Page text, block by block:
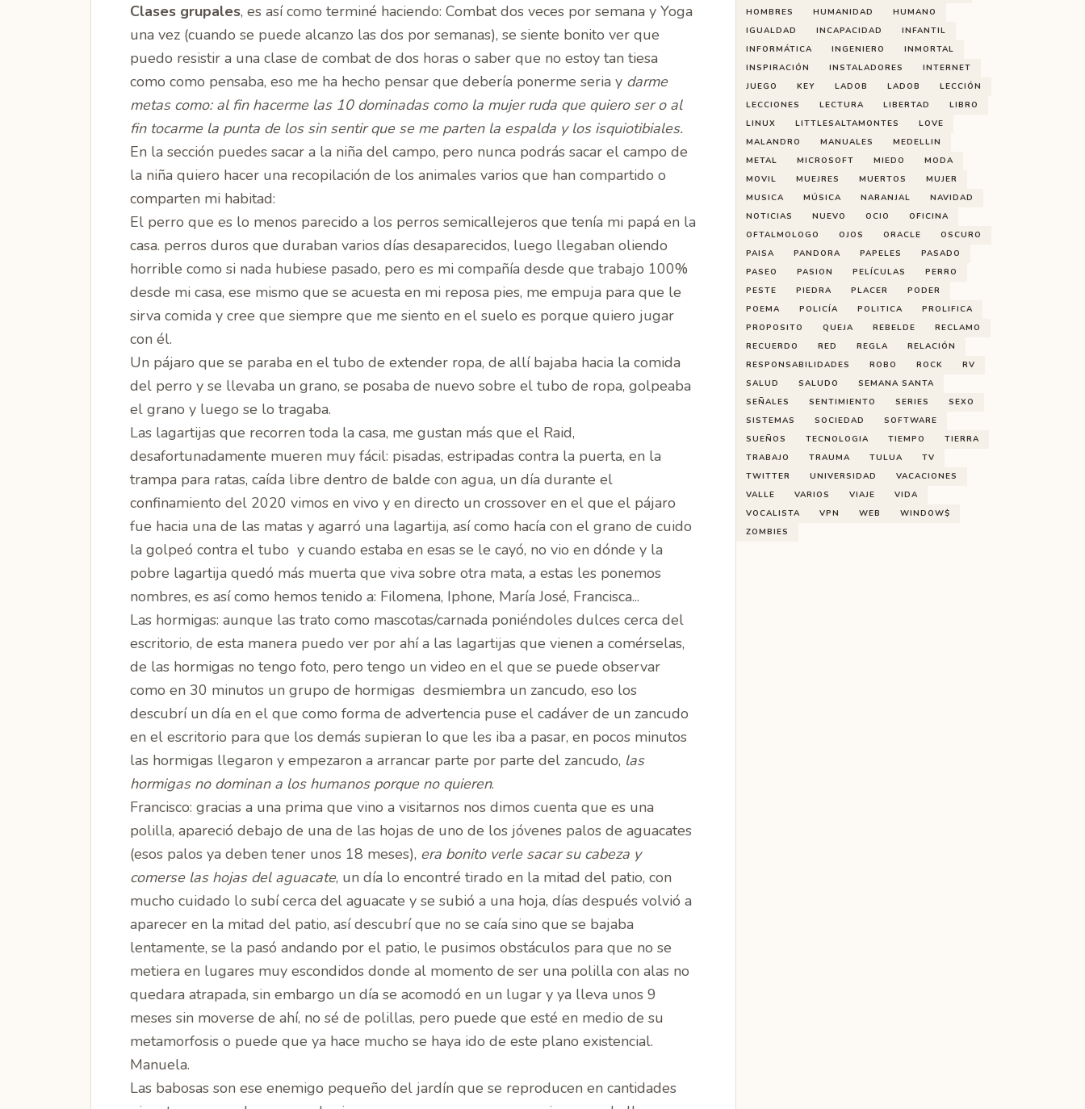
Clases grupales, es así como terminé haciendo: Combat dos veces por semana y Yoga
una vez (cuando se puede alcanzo las dos por semanas), se siente bonito ver que
puedo resistir a una clase de combat de dos horas o saber que no estoy tan tiesa
como como pensaba, eso me ha hecho pensar que debería ponerme seria y darme
metas como: al fin hacerme las 10 dominadas como la mujer ruda que quiero ser o al
fin tocarme la punta de los sin sentir que se me parten la espalda y los isquiotibiales.
En la sección puedes sacar a la niña del campo, pero nunca podrás sacar el campo de
la niña quiero hacer una recopilación de los animales varios que han compartido o
comparten mi habitad:
El perro que es lo menos parecido a los perros semicallejeros que tenía mi papá en la
casa. perros duros que duraban varios días desaparecidos, luego llegaban oliendo
horrible como si nada hubiese pasado, pero es mi compañía desde que trabajo 100%
desde mi casa, ese mismo que se acuesta en mi reposa pies, me empuja para que le
sirva comida y cree que siempre que me siento en el suelo es porque quiero jugar
con él.
Un pájaro que se paraba en el tubo de extender ropa, de allí bajaba hacia la comida
del perro y se llevaba un grano, se posaba de nuevo sobre el tubo de ropa, golpeaba
el grano y luego se lo tragaba.
Las lagartijas que recorren toda la casa, me gustan más que el Raid,
desafortunadamente mueren muy fácil: pisadas, estripadas contra la puerta, en la
trampa para ratas, caída libre dentro de balde con agua, un día durante el
confinamiento del 2020 vimos en vivo y en directo un crossover en el que el pájaro
fue hacia una de las matas y agarró una lagartija, así como hacía con el grano de cuido
la golpeó contra el tubo y cuando estaba en esas se le cayó, no vio en dónde y la
pobre lagartija quedó más muerta que viva sobre otra mata, a estas les ponemos
nombres, es así como hemos tenido a: Filomena, Iphone, María José, Francisca...
Las hormigas: aunque las trato como mascotas/carnada poniéndoles dulces cerca del
escritorio, de esta manera puedo ver por ahí a las lagartijas que vienen a comérselas,
de las hormigas no tengo foto, pero tengo un video en el que se puede observar
como en 30 minutos un grupo de hormigas desmiembra un zancudo, eso los
descubrí un día en el que como forma de advertencia puse el cadáver de un zancudo
en el escritorio para que los demás supieran lo que les iba a pasar, en pocos minutos
las hormigas llegaron y empezaron a arrancar parte por parte del zancudo, las
hormigas no dominan a los humanos porque no quieren.
Francisco: gracias a una prima que vino a visitarnos nos dimos cuenta que es una
polilla, apareció debajo de una de las hojas de uno de los jóvenes palos de aguacates
(esos palos ya deben tener unos 18 meses), era bonito verle sacar su cabeza y
comerse las hojas del aguacate, un día lo encontré tirado en la mitad del patio, con
mucho cuidado lo subí cerca del aguacate y se subió a una hoja, días después volvió a
aparecer en la mitad del patio, así descubrí que no se caía sino que se bajaba
lentamente, se la pasó andando por el patio, le pusimos obstáculos para que no se
metiera en lugares muy escondidos donde al momento de ser una polilla con alas no
quedara atrapada, sin embargo un día se acomodó en un lugar y ya lleva unos 9
meses sin moverse de ahí, no sé de polillas, pero puede que esté en medio de su
metamorfosis o puede que ya hace mucho se haya ido de este plano existencial.
Manuela.
Las babosas son ese enemigo pequeño del jardín que se reproducen en cantidades
HOMBRES
HUMANIDAD
HUMANO
IGUALDAD
INCAPACIDAD
INFANTIL
INFORMÁTICA
INGENIERO
INMORTAL
INSPIRACIÓN
INSTALADORES
INTERNET
JUEGO
KEY LADOB LADOB
LECCIÓN
LECCIONES
LECTURA LIBERTAD
LIBRO
LINUX
LITTLESALTAMONTES
LOVE
MALANDRO
MANUALES
MEDELLIN
METAL
MICROSOFT MIEDO
MODA
MOVIL
MUEJRES MUERTOS
MUJER
MUSICA
MÚSICA NARANJAL
NAVIDAD
NOTICIAS
NUEVO OCIO
OFICINA
OFTALMOLOGO
OJOS ORACLE
OSCURO
PAISA
PANDORA PAPELES
PASADO
PASEO
PASION PELÍCULAS
PERRO
PESTE
PIEDRA PLACER
PODER
POEMA
POLICÍA POLITICA
PROLIFICA
PROPOSITO
QUEJA REBELDE
RECLAMO
RECUERDO
RED REGLA
RELACIÓN
RESPONSABILIDADES
ROBO ROCK
RV
SALUD
SALUDO
SEMANA SANTA
SEÑALES
SENTIMIENTO SERIES
SEXO
SISTEMAS
SOCIEDAD
SOFTWARE
SUEÑOS
TECNOLOGIA TIEMPO
TIERRA
TRABAJO
TRAUMA TULUA
TV
TWITTER
UNIVERSIDAD
VACACIONES
VALLE
VARIOS VIAJE
VIDA
VOCALISTA
VPN WEB
WINDOW$
ZOMBIES